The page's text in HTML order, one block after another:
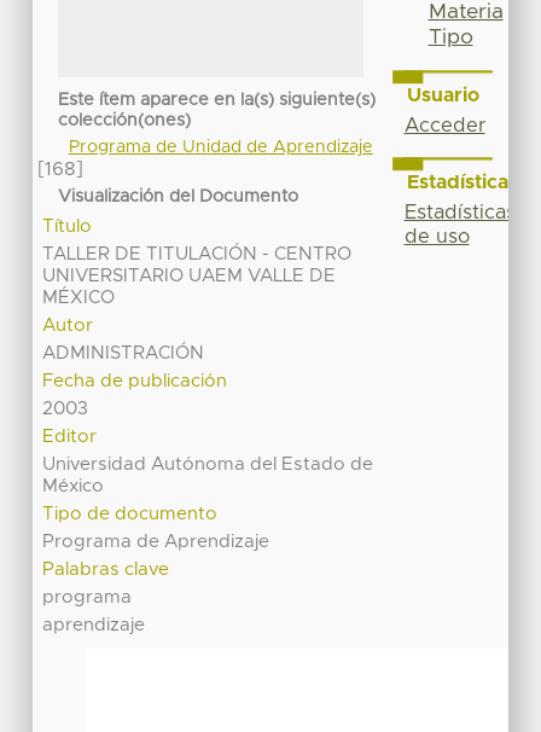
Este ítem aparece en la(s) siguiente(s)
colección(ones)
Programa de Unidad de Aprendizaje
[168]
Visualización del Documento
Título
TALLER DE TITULACIÓN - CENTRO
UNIVERSITARIO UAEM VALLE DE
MÉXICO
Autor
ADMINISTRACIÓN
Fecha de publicación
2003
Editor
Universidad Autónoma del Estado de
México
Tipo de documento
Programa de Aprendizaje
Palabras clave
programa
aprendizaje
Materia
Tipo
Usuario
Acceder
Estadísticas
Estadísticas
de uso